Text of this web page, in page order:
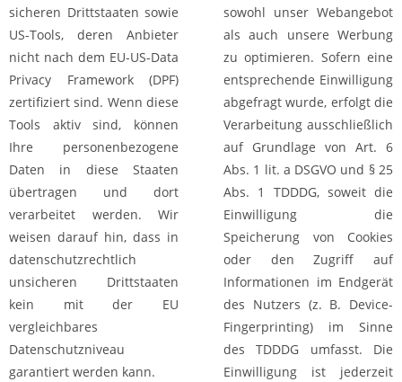
sicheren Drittstaaten sowie
US-Tools, deren Anbieter
nicht nach dem EU-US-Data
Privacy Framework (DPF)
zertifiziert sind. Wenn diese
Tools aktiv sind, können
Ihre personenbezogene
Daten in diese Staaten
übertragen und dort
verarbeitet werden. Wir
weisen darauf hin, dass in
datenschutzrechtlich
unsicheren Drittstaaten
kein mit der EU
vergleichbares
Datenschutzniveau
garantiert werden kann.
sowohl unser Webangebot
als auch unsere Werbung
zu optimieren. Sofern eine
entsprechende Einwilligung
abgefragt wurde, erfolgt die
Verarbeitung ausschließlich
auf Grundlage von Art. 6
Abs. 1 lit. a DSGVO und § 25
Abs. 1 TDDDG, soweit die
Einwilligung die
Speicherung von Cookies
oder den Zugriff auf
Informationen im Endgerät
des Nutzers (z. B. Device-
Fingerprinting) im Sinne
des TDDDG umfasst. Die
Einwilligung ist jederzeit